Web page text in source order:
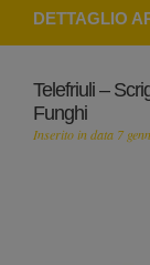
DETTAGLIO
Telefriuli –
Funghi
Inserito in data 7